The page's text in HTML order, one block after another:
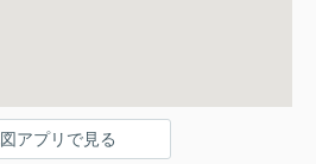
アプリで見る